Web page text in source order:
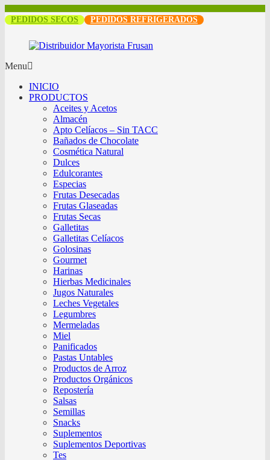
PEDIDOS SECOS PEDIDOS REFRIGERADOS
Menu
INICIO
PRODUCTOS
Aceites y Acetos
Almacén
Apto Celíacos – Sin TACC
Bañados de Chocolate
Cosmética Natural
Dulces
Edulcorantes
Especias
Frutas Desecadas
Frutas Glaseadas
Frutas Secas
Galletitas
Galletitas Celíacos
Golosinas
Gourmet
Harinas
Hierbas Medicinales
Jugos Naturales
Leches Vegetales
Legumbres
Mermeladas
Miel
Panificados
Pastas Untables
Productos de Arroz
Productos Orgánicos
Repostería
Salsas
Semillas
Snacks
Suplementos
Suplementos Deportivas
Tes